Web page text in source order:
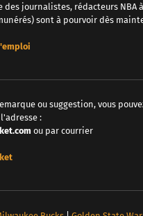
des journalistes, rédacteurs NBA
sont à pourvoir dès
ou suggestion, vous
:
ou par courrier